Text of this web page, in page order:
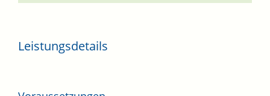
Leistungsdetails